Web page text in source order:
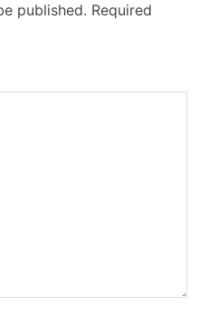
published. Required